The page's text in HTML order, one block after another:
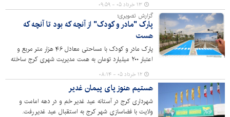
متر مربع، فرصتی عالی برای تفریح و گذراندن اوقات فراغت
برای خانواده‌ها فراهم آورده است.
۱۳ خرداد ۰۵ - ۰۹:۵۹
گزارش تصویری؛
پارک "مادر و کودک" از آنچه که بود تا آنچه که
هست
پارک مادر و کودک با مساحتی معادل ۴۶ هزار متر مربع و
اعتبار ۲۰۰ میلیارد تومان به همت مدیریت شهری کرج ساخته
مسئولان، اصحاب رسانه و مردم در منطقه حصارک بالا، خیابان
بنی نجار افتتاح خواهد شد.
۱۲ خرداد ۰۵ - ۰۸:۱۴
هستیم هنوز پای پیمان غدیر
شهرداری کرج در آستانه عید غدیر خم و در دهه امامت و
ولایت با فضاسازی شهر کرج به استقبال عید غدیر رفت.